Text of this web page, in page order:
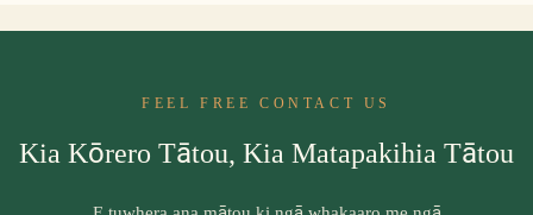
FEEL FREE CONTACT US
Kia Kōrero Tātou, Kia Matapakihia Tātou